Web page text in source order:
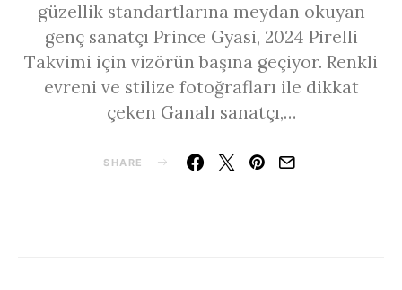
güzellik standartlarına meydan okuyan
genç sanatçı Prince Gyasi, 2024 Pirelli
Takvimi için vizörün başına geçiyor. Renkli
evreni ve stilize fotoğrafları ile dikkat
çeken Ganalı sanatçı,…
SHARE